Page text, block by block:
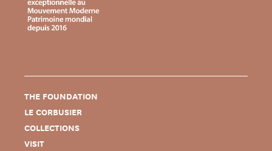
THE FOUNDATION
LE CORBUSIER
COLLECTIONS
VISIT